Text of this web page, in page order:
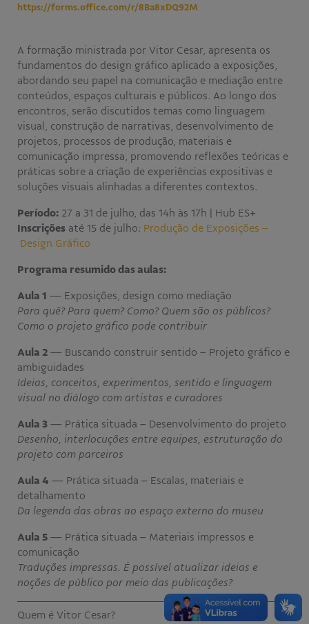
https://forms.office.com/r/8Ba8xDQ92M
A formação ministrada por Vitor Cesar, apresenta os
fundamentos do design gráfico aplicado a exposições,
abordando seu papel na comunicação e mediação entre
conteúdos, espaços culturais e públicos. Ao longo dos
encontros, serão discutidos temas como linguagem
visual, construção de narrativas, desenvolvimento de
projetos, processos de produção, materiais e
comunicação impressa, promovendo reflexões teóricas e
práticas sobre a criação de experiências expositivas e
soluções visuais alinhadas a diferentes contextos.
Período: 27 a 31 de julho, das 14h às 17h | Hub ES+
Inscrições até 15 de julho: Produção de Exposições –
Design Gráfico
Programa resumido das aulas:
Aula 1 — Exposições, design como mediação
Para quê? Para quem? Como? Quem são os públicos?
Como o projeto gráfico pode contribuir
Aula 2 — Buscando construir sentido – Projeto gráfico e
ambiguidades
Ideias, conceitos, experimentos, sentido e linguagem
visual no diálogo com artistas e curadores
Aula 3 — Prática situada – Desenvolvimento do projeto
Desenho, interlocuções entre equipes, estruturação do
projeto com parceiros
Aula 4 — Prática situada – Escalas, materiais e
detalhamento
Da legenda das obras ao espaço externo do museu
Aula 5 — Prática situada – Materiais impressos e
comunicação
Traduções impressas. É possível atualizar ideias e
noções de público por meio das publicações?
Quem é Vitor Cesar?